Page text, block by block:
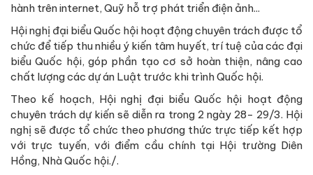
hành trên internet, Quỹ hỗ trợ phát triển điện ảnh...
Hội nghị đại biểu Quốc hội hoạt động chuyên trách được tổ
chức để tiếp thu nhiều ý kiến tâm huyết, trí tuệ của các đại
biểu Quốc hội, góp phần tạo cơ sở hoàn thiện, nâng cao
chất lượng các dự án Luật trước khi trình Quốc hội.
Theo kế hoạch, Hội nghị đại biểu Quốc hội hoạt động
chuyên trách dự kiến sẽ diễn ra trong 2 ngày 28- 29/3. Hội
nghị sẽ được tổ chức theo phương thức trực tiếp kết hợp
với trực tuyến, với điểm cầu chính tại Hội trường Diên
Hồng, Nhà Quốc hội./.